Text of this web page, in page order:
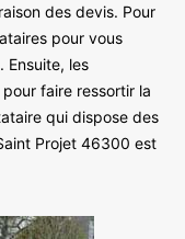
des devis. Pour
pour vous
Ensuite, les
faire ressortir la
qui dispose des
Projet 46300 est